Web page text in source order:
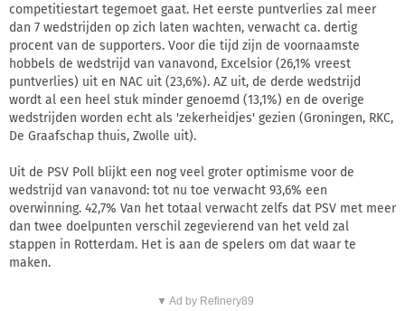
competitiestart tegemoet gaat. Het eerste puntverlies zal meer
dan 7 wedstrijden op zich laten wachten, verwacht ca. dertig
procent van de supporters. Voor die tijd zijn de voornaamste
hobbels de wedstrijd van vanavond, Excelsior (26,1% vreest
puntverlies) uit en NAC uit (23,6%). AZ uit, de derde wedstrijd
wordt al een heel stuk minder genoemd (13,1%) en de overige
wedstrijden worden echt als 'zekerheidjes' gezien (Groningen, RKC,
De Graafschap thuis, Zwolle uit).
Uit de PSV Poll blijkt een nog veel groter optimisme voor de
wedstrijd van vanavond: tot nu toe verwacht 93,6% een
overwinning. 42,7% Van het totaal verwacht zelfs dat PSV met meer
dan twee doelpunten verschil zegevierend van het veld zal
stappen in Rotterdam. Het is aan de spelers om dat waar te
maken.
▼ Ad by Refinery89